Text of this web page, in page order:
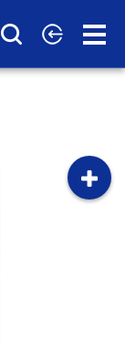
Open